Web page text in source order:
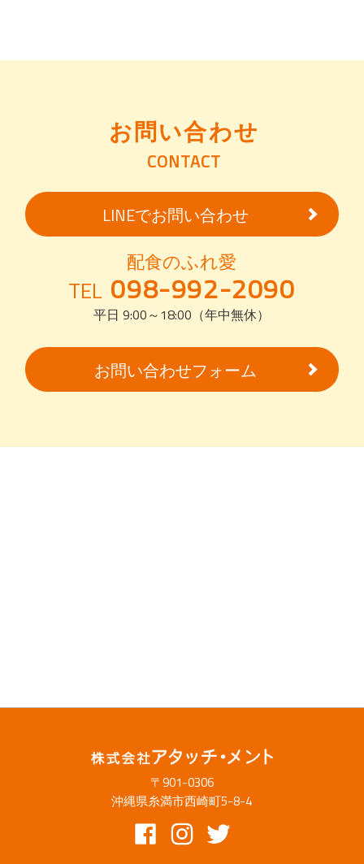
お問い合わせ
CONTACT
LINEでお問い合わせ
配食のふれ愛
TEL 098-992-2090
平日 9:00～18:00（年中無休）
お問い合わせフォーム
〒901-0306
沖縄県糸満市西崎町5-8-4